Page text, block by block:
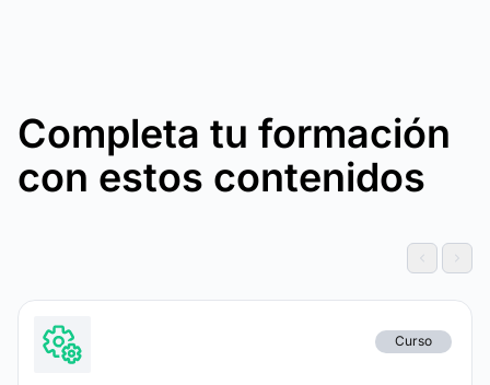
Completa tu formación
con estos contenidos
Curso